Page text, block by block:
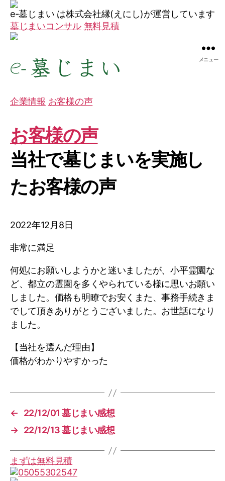
e-墓じまい は株式会社縁(えにし)が運営しています
墓じまいコンサル 無料見積
じ
ま
を
東
京・
神
川・
埼
葉
【e-
じ
ま
い】
メニュー
企業情報 お客様の声
お客様の声
当社で墓じまいを実施し
たお客様の声
2022年12月8日
非常に満足
何処にお願いしようかと迷いましたが、小平霊園な
ど、都立の霊園を多くやられている様に思いお願い
しました。価格も明瞭でお安くまた、事務手続きま
でして頂きありがとうございました。お世話になり
ました。
【当社を選んだ理由】
価格がわかりやすかった
←
22/12/01 墓じまい感想
→ 22/12/13 墓じまい感想
まずは無料見積